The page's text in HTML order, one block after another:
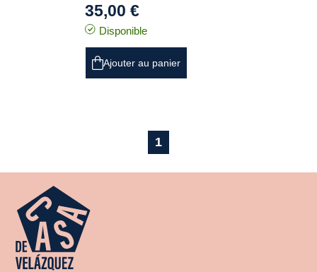
35,00 €
Disponible
Ajouter au panier
1